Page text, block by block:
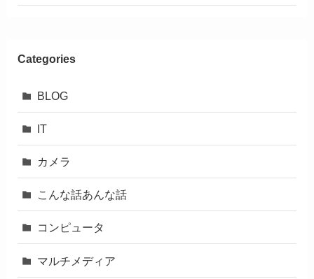
Categories
BLOG
IT
カメラ
こんな話あんな話
コンピュータ
マルチメディア